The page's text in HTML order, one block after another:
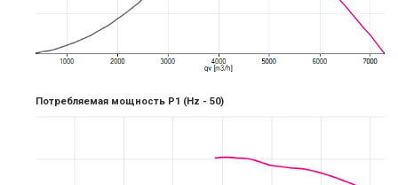
Потребляемая мощность P1 (Hz - 50)